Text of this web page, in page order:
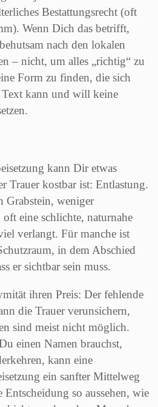
Bestattungsrecht (oft
Wenn Dich das betrifft,
nach den lokalen
– nicht, um alles „richtig“ zu
Form zu finden, die sich
kann und will keine
kann Dir etwas
Trauer kostbar ist: Entlastung.
Grabstein, weniger
eine schlichte, naturnahe
verlangt. Für manche ist
in dem Abschied
er sichtbar sein muss.
ihren Preis: Der fehlende
die Trauer verunsichern,
sind meist nicht möglich.
einen Namen brauchst,
kann eine
ein sanfter Mittelweg
so aussehen, wie